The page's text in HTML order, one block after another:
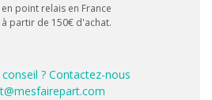
en point relais en France
à partir de 150€ d'achat.
conseil ? Contactez-nous